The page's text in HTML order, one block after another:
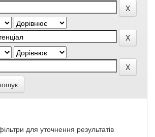
для уточнення результатів